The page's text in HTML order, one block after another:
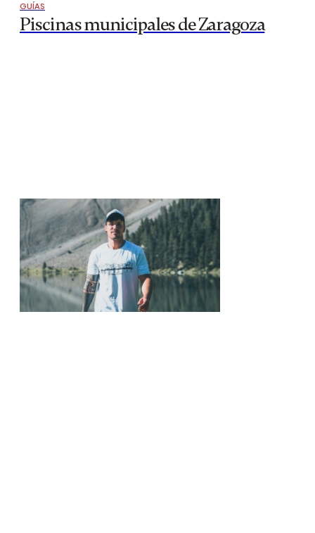
GUÍAS
Piscinas municipales de Zaragoza